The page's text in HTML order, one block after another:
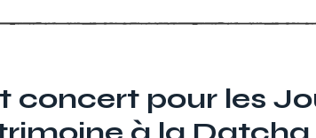
concert pour les